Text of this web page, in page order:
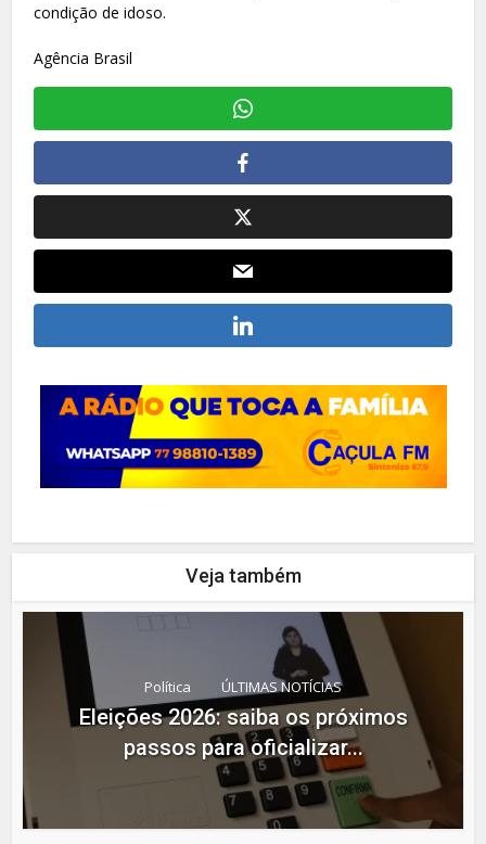
condição de idoso.
Agência Brasil
Veja também
Política ÚLTIMAS NOTÍCIAS
Eleições 2026: saiba os próximos
passos para oficializar...